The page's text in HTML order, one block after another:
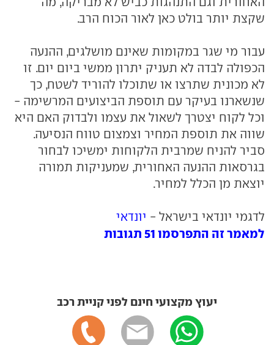
שקצת יותר בולט כאן לאור הכוח הרב.
עבור מי שגר במקומות שאינם מושלגים, ההנעה
הכפולה לבדה לא תעניק יתרון ממשי ביום יום. זו
לא מכונית שתרצו או שתוכלו להוריד לשטח, כך
שנשארנו בעיקר עם תוספת הביצועים המרשימה -
וכל לקוח יצטרך לשאול את עצמו ולבדוק האם היא
שווה את תוספת המחיר וצמצום טווח הנסיעה.
סביר להניח שמרבית הלקוחות ימשיכו לבחור
בגרסאות ההנעה האחורית, שמעניקות תמורה
יוצאת מן הכלל למחיר.
לדגמי יונדאי בישראל - יונדאי
למאמר זה התפרסמו 51 תגובות
יעוץ מקצועי חינם לפני קניית רכב